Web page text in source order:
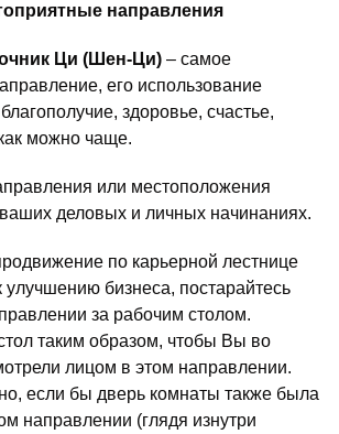
направления
Ци (Шен-Ци) – самое
его использование
здоровье, счастье,
можно чаще.
или местоположения
деловых и личных начинаниях.
по карьерной лестнице
улучшению бизнеса, постарайтесь
за рабочим столом.
таким образом, чтобы Вы во
лицом в этом направлении.
если бы дверь комнаты также была
направлении (глядя изнутри